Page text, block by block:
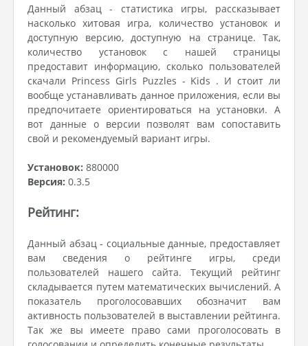
Данный абзац - статистика игры, рассказывает
насколько хитовая игра, количество установок и
доступную версию, доступную на странице. Так,
количество установок с нашей страницы
предоставит информацию, сколько пользователей
скачали Princess Girls Puzzles - Kids . И стоит ли
вообще устанавливать данное приложения, если вы
предпочитаете ориентироваться на установки. А
вот данные о версии позволят вам сопоставить
свой и рекомендуемый вариант игры.
Установок: 880000
Версия: 0.3.5
Рейтинг:
Данный абзац - социальные данные, предоставляет
вам сведения о рейтинге игры, среди
пользователей нашего сайта. Текущий рейтинг
складывается путем математических вычислений. А
показатель проголосовавших обозначит вам
активность пользователей в выставлении рейтинга.
Так же вы имеете право сами проголосовать в